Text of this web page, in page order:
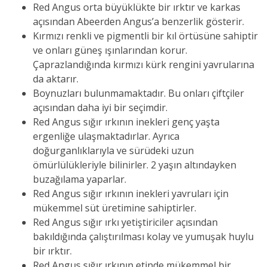
Red Angus orta büyüklükte bir ırktır ve karkas
açısından Abeerden Angus’a benzerlik gösterir.
Kırmızı renkli ve pigmentli bir kıl örtüsüne sahiptir
ve onları güneş ışınlarından korur.
Çaprazlandığında kırmızı kürk rengini yavrularına
da aktarır.
Boynuzları bulunmamaktadır. Bu onları çiftçiler
açısından daha iyi bir seçimdir.
Red Angus sığır ırkının inekleri genç yaşta
ergenliğe ulaşmaktadırlar. Ayrıca
doğurganlıklarıyla ve sürüdeki uzun
ömürlülükleriyle bilinirler. 2 yaşın altındayken
buzağılama yaparlar.
Red Angus sığır ırkının inekleri yavruları için
mükemmel süt üretimine sahiptirler.
Red Angus sığır ırkı yetiştiriciler açısından
bakıldığında çalıştırılması kolay ve yumuşak huylu
bir ırktır.